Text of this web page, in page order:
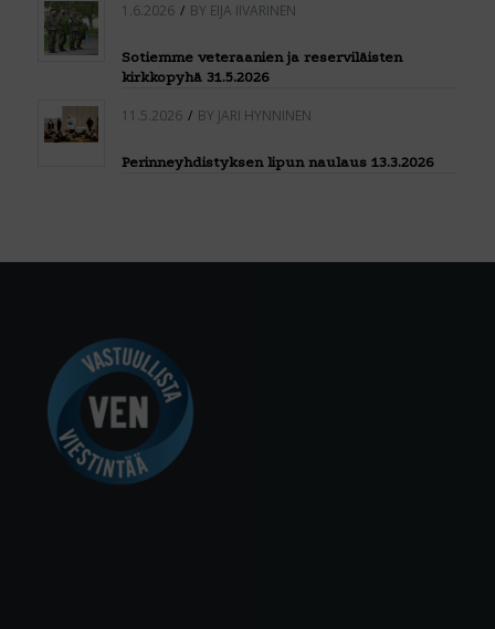
1.6.2026 / BY EIJA IIVARINEN
Sotiemme veteraanien ja reserviläisten
kirkkopyhä 31.5.2026
11.5.2026 / BY JARI HYNNINEN
Perinneyhdistyksen lipun naulaus 13.3.2026